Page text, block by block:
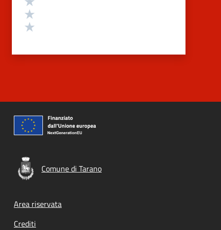
Comune di Tarano
Footer menu
Area riservata
Crediti